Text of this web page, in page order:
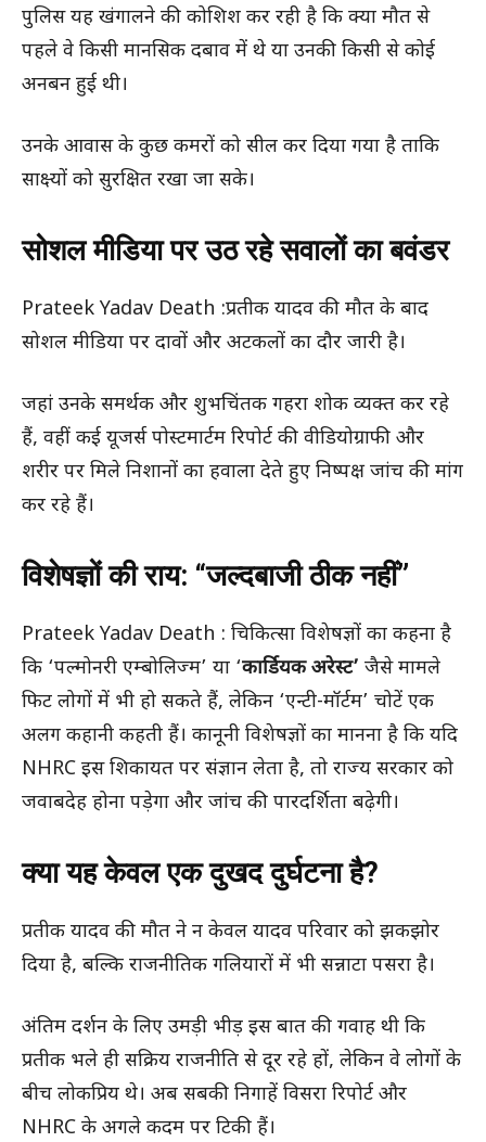
पुलिस यह खंगालने की कोशिश कर रही है कि क्या मौत से
पहले वे किसी मानसिक दबाव में थे या उनकी किसी से कोई
अनबन हुई थी।
उनके आवास के कुछ कमरों को सील कर दिया गया है ताकि
साक्ष्यों को सुरक्षित रखा जा सके।
सोशल मीडिया पर उठ रहे सवालों का बवंडर
Prateek Yadav Death :प्रतीक यादव की मौत के बाद
सोशल मीडिया पर दावों और अटकलों का दौर जारी है।
जहां उनके समर्थक और शुभचिंतक गहरा शोक व्यक्त कर रहे
हैं, वहीं कई यूजर्स पोस्टमार्टम रिपोर्ट की वीडियोग्राफी और
शरीर पर मिले निशानों का हवाला देते हुए निष्पक्ष जांच की मांग
कर रहे हैं।
विशेषज्ञों की राय: “जल्दबाजी ठीक नहीं”
Prateek Yadav Death : चिकित्सा विशेषज्ञों का कहना है
कि ‘पल्मोनरी एम्बोलिज्म’ या ‘कार्डियक अरेस्ट’ जैसे मामले
फिट लोगों में भी हो सकते हैं, लेकिन ‘एन्टी-मॉर्टम’ चोटें एक
अलग कहानी कहती हैं। कानूनी विशेषज्ञों का मानना है कि यदि
NHRC इस शिकायत पर संज्ञान लेता है, तो राज्य सरकार को
जवाबदेह होना पड़ेगा और जांच की पारदर्शिता बढ़ेगी।
क्या यह केवल एक दुखद दुर्घटना है?
प्रतीक यादव की मौत ने न केवल यादव परिवार को झकझोर
दिया है, बल्कि राजनीतिक गलियारों में भी सन्नाटा पसरा है।
अंतिम दर्शन के लिए उमड़ी भीड़ इस बात की गवाह थी कि
प्रतीक भले ही सक्रिय राजनीति से दूर रहे हों, लेकिन वे लोगों के
बीच लोकप्रिय थे। अब सबकी निगाहें विसरा रिपोर्ट और
NHRC के अगले कदम पर टिकी हैं।